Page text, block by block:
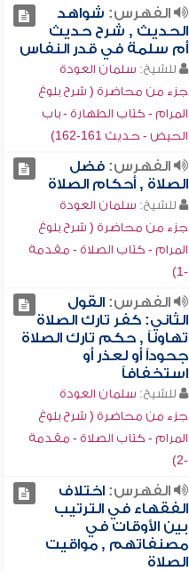
الفهرس: شواهد
الحديث , شرح حديث
أم سلمة في قدر النفاس
للشيخ: سلمان العودة
جزء من محاضرة ( شرح بلوغ
المرام - كتاب الطهارة - باب
الحيض - حديث 161-162)
الفهرس:فضل
الصلاة , أحكام الصلاة
للشيخ: سلمان العودة
جزء من محاضرة ( شرح بلوغ
المرام - كتاب الصلاة - مقدمة
-1)
الفهرس:القول
الثاني: كفر تارك الصلاة
تهاوناً , حكم تارك الصلاة
جحوداً أو لعذر أو
استخفافاً
للشيخ: سلمان العودة
جزء من محاضرة ( شرح بلوغ
المرام - كتاب الصلاة - مقدمة
-2)
الفهرس:اختلاف
الفقهاء في الترتيب
بين الأوقات في
مصنفاتهم , مواقيت
الصلاة